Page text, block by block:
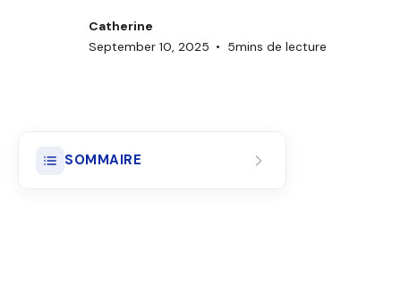
Catherine
September 10, 2025 • 5mins de lecture
SOMMAIRE